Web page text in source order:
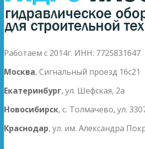
Работаем с 2014г. ИНН: 7725831647
Москва, Сигнальный проезд 16с21
Екатеринбург, ул. Шефская, 2а
Новосибирск, с. Толмачево, ул.
Краснодар, ул. им. Александра